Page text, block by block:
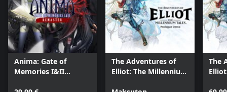
Anima: Gate of
Memories I&II
The Adventures of
Elliot: The Millennium
The